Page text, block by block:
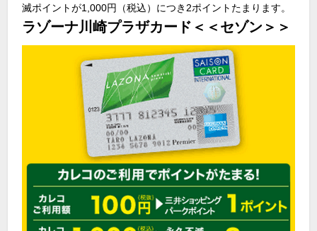
滅ポイントが1,000円（税込）につき2ポイントたまります。
ラゾーナ川崎プラザカード＜＜セゾン＞＞